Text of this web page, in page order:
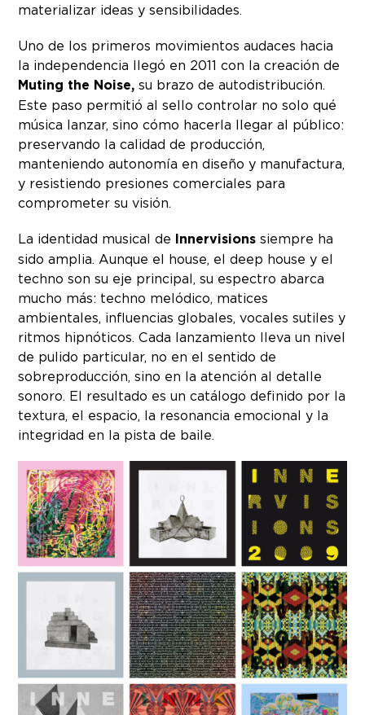
materializar ideas y sensibilidades.
Uno de los primeros movimientos audaces hacia
la independencia llegó en 2011 con la creación de
Muting the Noise, su brazo de autodistribución.
Este paso permitió al sello controlar no solo qué
música lanzar, sino cómo hacerla llegar al público:
preservando la calidad de producción,
manteniendo autonomía en diseño y manufactura,
y resistiendo presiones comerciales para
comprometer su visión.
La identidad musical de Innervisions siempre ha
sido amplia. Aunque el house, el deep house y el
techno son su eje principal, su espectro abarca
mucho más: techno melódico, matices
ambientales, influencias globales, vocales sutiles y
ritmos hipnóticos. Cada lanzamiento lleva un nivel
de pulido particular, no en el sentido de
sobreproducción, sino en la atención al detalle
sonoro. El resultado es un catálogo definido por la
textura, el espacio, la resonancia emocional y la
integridad en la pista de baile.